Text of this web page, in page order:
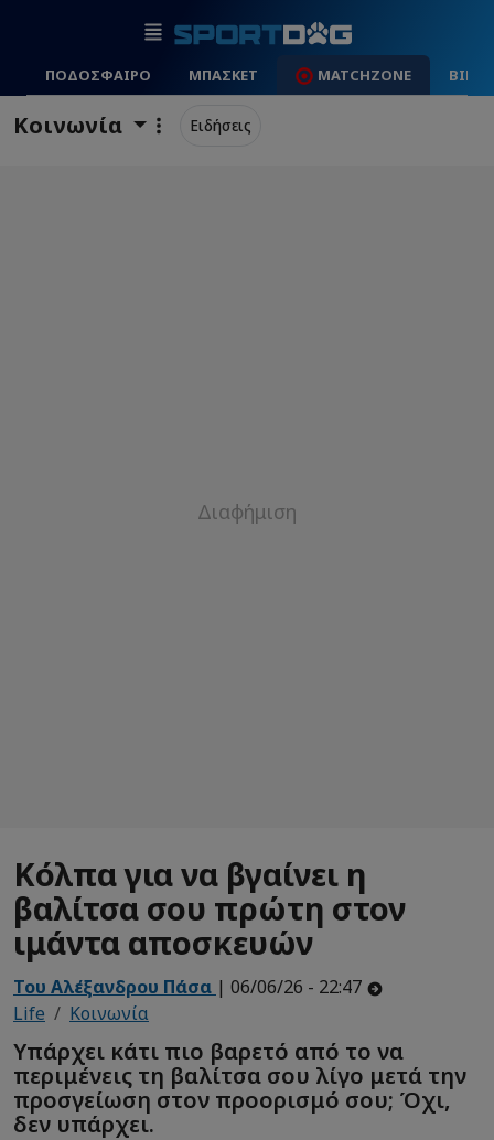
ΠΟΔΟΣΦΑΙΡΟ ΜΠΑΣΚΕΤ MATCHZONE
Κοινωνία Ειδήσεις
Κόλπα για να βγαίνει η
βαλίτσα σου πρώτη στον
ιμάντα αποσκευών
Του Αλέξανδρου Πάσα | 06/06/26 - 22:47
Life
Κοινωνία
Υπάρχει κάτι πιο βαρετό από το να
περιμένεις τη βαλίτσα σου λίγο μετά την
προσγείωση στον προορισμό σου; Όχι,
δεν υπάρχει.